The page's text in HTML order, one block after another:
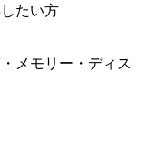
たい方
メモリー・ディス